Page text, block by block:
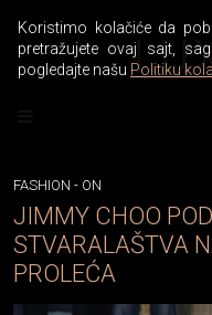
FASHION - ON
JIMMY CHOO
STVARALAŠTVA
PROLEĆA
Koristimo kolačiće da
pretražujete ovaj sajt,
pogledajte našu Politiku